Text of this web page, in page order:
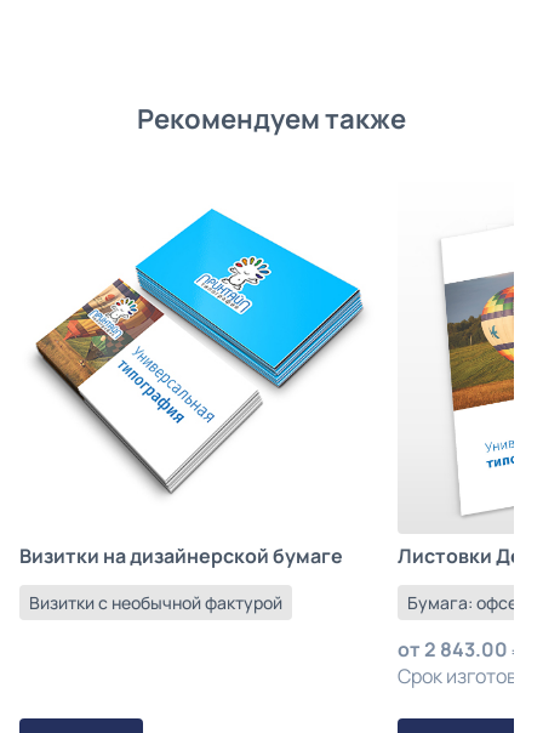
Рекомендуем также
Визитки на дизайнерской бумаге
Визитки с необычной фактурой
Листовки
Бумага:
от2 843.00
Срок